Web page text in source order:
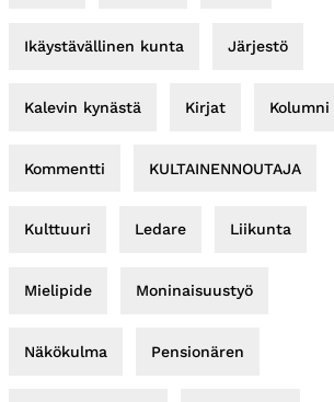
Ikäystävällinen kunta Järjestö
Kalevin kynästä Kirjat Kolumni
Kommentti KULTAINENNOUTAJA
Kulttuuri Ledare Liikunta
Mielipide Moninaisuustyö
Näkökulma Pensionären